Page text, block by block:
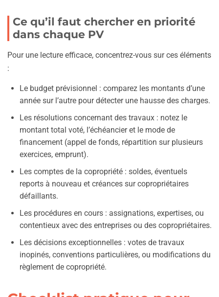
Ce qu’il faut chercher en priorité
dans chaque PV
Pour une lecture efficace, concentrez-vous sur ces éléments
:
Le budget prévisionnel : comparez les montants d’une
année sur l’autre pour détecter une hausse des charges.
Les résolutions concernant des travaux : notez le
montant total voté, l’échéancier et le mode de
financement (appel de fonds, répartition sur plusieurs
exercices, emprunt).
Les comptes de la copropriété : soldes, éventuels
reports à nouveau et créances sur copropriétaires
défaillants.
Les procédures en cours : assignations, expertises, ou
contentieux avec des entreprises ou des copropriétaires.
Les décisions exceptionnelles : votes de travaux
inopinés, conventions particulières, ou modifications du
règlement de copropriété.